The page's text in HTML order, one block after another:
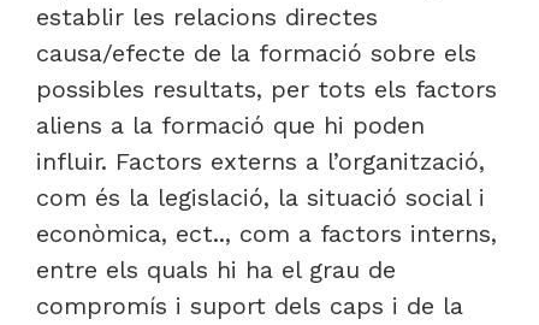
establir les relacions directes
causa/efecte de la formació sobre els
possibles resultats, per tots els factors
aliens a la formació que hi poden
influir. Factors externs a l’organització,
com és la legislació, la situació social i
econòmica, ect.., com a factors interns,
entre els quals hi ha el grau de
compromís i suport dels caps i de la